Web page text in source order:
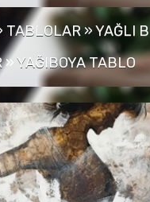
TABLOLAR»YAĞLI
»YAĞIBOYA TABLO